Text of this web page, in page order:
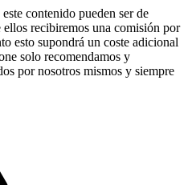
contenido pueden ser de
recibiremos una comisión por
esto supondrá un coste adicional
solo recomendamos y
por nosotros mismos y siempre